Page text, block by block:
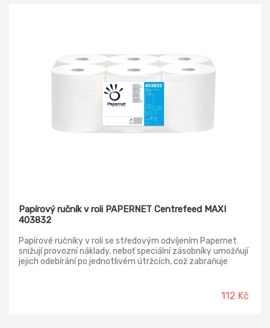
Papírový ručník v roli PAPERNET Centrefeed MAXI
403832
Papírové ručníky v roli se středovým odvíjením Papernet
snižují provozní náklady, neboť speciální zásobníky umožňují
jejich odebírání po jednotlivém útržcích, což zabraňuje
112 Kč